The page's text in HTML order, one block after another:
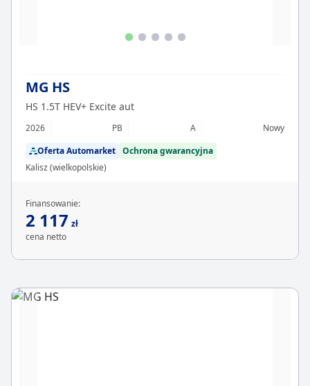
MG HS
HS 1.5T HEV+ Excite aut
2026 PB A
Nowy
Oferta Automarket Ochrona gwarancyjna
Kalisz (wielkopolskie)
Finansowanie:
2 117 zł
cena netto